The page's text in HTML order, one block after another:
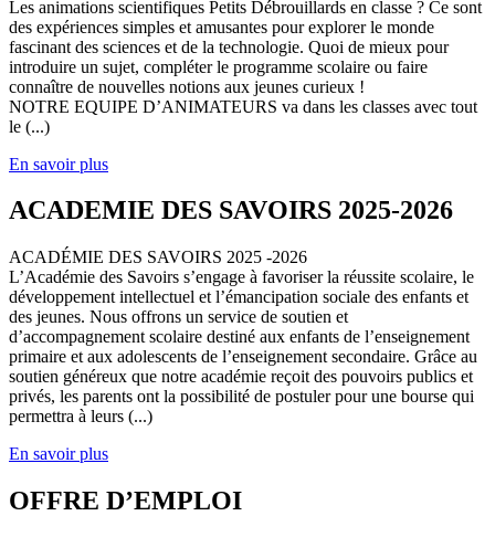
Les animations scientifiques Petits Débrouillards en classe ? Ce sont
des expériences simples et amusantes pour explorer le monde
fascinant des sciences et de la technologie. Quoi de mieux pour
introduire un sujet, compléter le programme scolaire ou faire
connaître de nouvelles notions aux jeunes curieux !
NOTRE EQUIPE D’ANIMATEURS va dans les classes avec tout
le (...)
En savoir plus
ACADEMIE DES SAVOIRS 2025-2026
ACADÉMIE DES SAVOIRS 2025 -2026
L’Académie des Savoirs s’engage à favoriser la réussite scolaire, le
développement intellectuel et l’émancipation sociale des enfants et
des jeunes. Nous offrons un service de soutien et
d’accompagnement scolaire destiné aux enfants de l’enseignement
primaire et aux adolescents de l’enseignement secondaire. Grâce au
soutien généreux que notre académie reçoit des pouvoirs publics et
privés, les parents ont la possibilité de postuler pour une bourse qui
permettra à leurs (...)
En savoir plus
OFFRE D’EMPLOI